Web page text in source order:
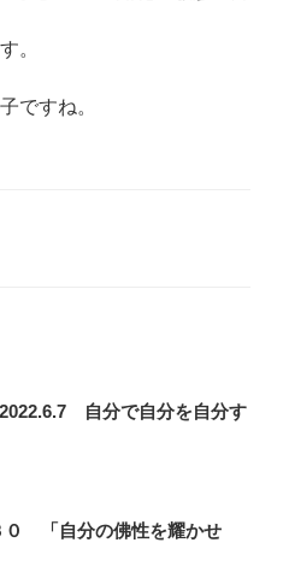
。
ですね。
自分で自分を自分す
「自分の佛性を耀かせ